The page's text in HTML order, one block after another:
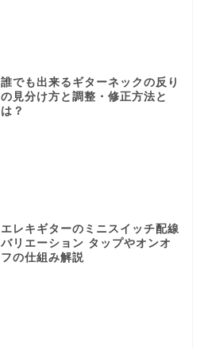
誰でも出来るギターネックの反り
の見分け方と調整・修正方法と
は？
エレキギターのミニスイッチ配線
バリエーション タップやオンオ
フの仕組み解説